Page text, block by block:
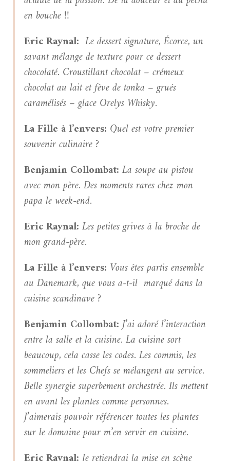
en bouche !!
Eric Raynal: Le dessert signature, Écorce, un
savant mélange de texture pour ce dessert
chocolaté. Croustillant chocolat – crémeux
chocolat au lait et fève de tonka – grués
caramélisés – glace Orelys Whisky.
La Fille à l’envers: Quel est votre premier
souvenir culinaire ?
Benjamin Collombat: La soupe au pistou
avec mon père. Des moments rares chez mon
papa le week-end.
Eric Raynal: Les petites grives à la broche de
mon grand-père.
La Fille à l’envers: Vous êtes partis ensemble
au Danemark, que vous a-t-il marqué dans la
cuisine scandinave ?
Benjamin Collombat:J’ai adoré l’interaction
entre la salle et la cuisine. La cuisine sort
beaucoup, cela casse les codes. Les commis, les
sommeliers et les Chefs se mélangent au service.
Belle synergie superbement orchestrée. Ils mettent
en avant les plantes comme personnes.
J’aimerais pouvoir référencer toutes les plantes
sur le domaine pour m’en servir en cuisine.